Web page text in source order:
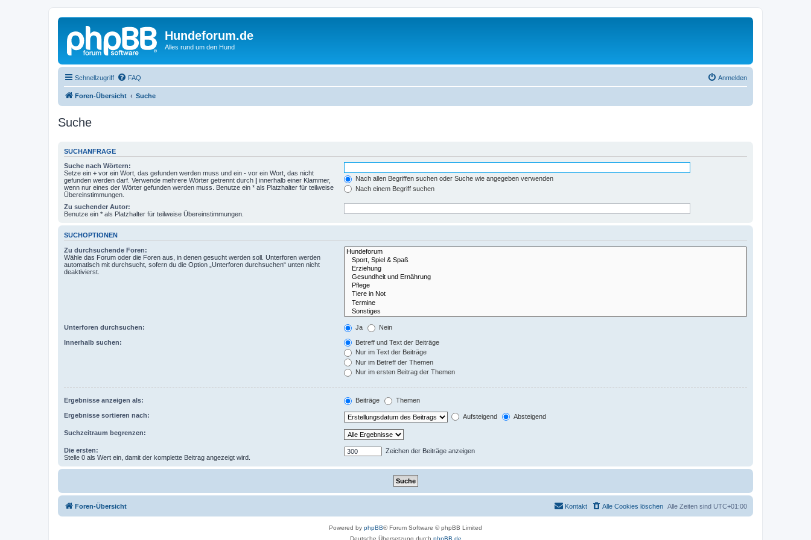
Hundeforum.de
Alles rund um den Hund
Schnellzugriff FAQ Anmelden
Foren-Übersicht Suche
Suche
SUCHANFRAGE
Suche nach Wörtern:
Setze ein + vor ein Wort, das gefunden werden muss und ein - vor ein Wort, das nicht
gefunden werden darf. Verwende mehrere Wörter getrennt durch | innerhalb einer Klammer,
wenn nur eines der Wörter gefunden werden muss. Benutze ein * als Platzhalter für teilweise
Übereinstimmungen.
Nach allen Begriffen suchen oder Suche wie angegeben verwenden
Nach einem Begriff suchen
Zu suchender Autor:
Benutze ein * als Platzhalter für teilweise Übereinstimmungen.
SUCHOPTIONEN
Zu durchsuchende Foren:
Wähle das Forum oder die Foren aus, in denen gesucht werden soll. Unterforen werden
automatisch mit durchsucht, sofern du die Option „Unterforen durchsuchen“ unten nicht
deaktivierst.
Unterforen durchsuchen: Ja Nein
Innerhalb suchen:
Betreff und Text der Beiträge
Nur im Text der Beiträge
Nur im Betreff der Themen
Nur im ersten Beitrag der Themen
Ergebnisse anzeigen als: Beiträge Themen
Ergebnisse sortieren nach: Aufsteigend Absteigend
Suchzeitraum begrenzen:
Die ersten:
Stelle 0 als Wert ein, damit der komplette Beitrag angezeigt wird.
Zeichen der Beiträge anzeigen
Foren-Übersicht Alle Zeiten sind UTC+01:00
Alle Cookies löschen
Kontakt
Powered by phpBB® Forum Software © phpBB Limited
Deutsche Übersetzung durch phpBB.de